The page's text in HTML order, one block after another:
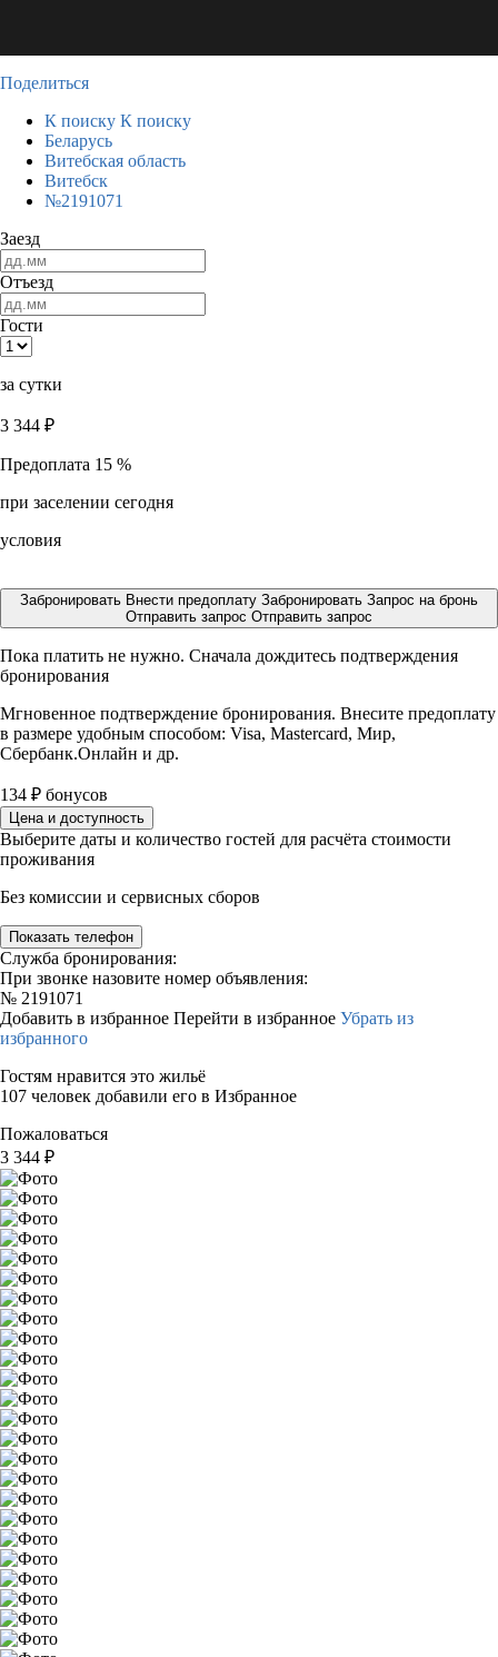
Поделиться
К поиску К поиску
Беларусь
Витебская область
Витебск
№2191071
Заезд
Отъезд
Гости
за сутки
3 344 ₽
Предоплата 15 %
при заселении сегодня
условия
Забронировать Внести предоплату Забронировать Запрос на бронь
Отправить запрос Отправить запрос
Пока платить не нужно. Сначала дождитесь подтверждения
бронирования
Мгновенное подтверждение бронирования. Внесите предоплату
в размере удобным способом: Visa, Mastercard, Мир,
Сбербанк.Онлайн и др.
134 ₽ бонусов
Цена и доступность
Выберите даты и количество гостей для расчёта стоимости
проживания
Без комиссии и сервисных сборов
Показать телефон
Служба бронирования:
При звонке назовите номер объявления:
№ 2191071
Добавить в избранное Перейти в избранное Убрать из
избранного
Гостям нравится это жильё
107 человек добавили его в Избранное
Пожаловаться
3 344 ₽